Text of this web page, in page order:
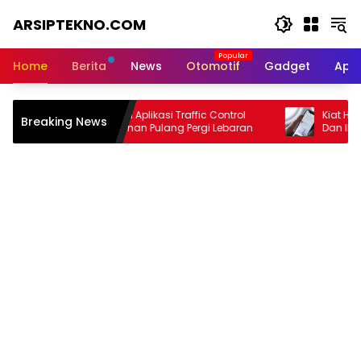
ARSIPTEKNO.COM
Informasi
Home Berita News Otomotif Gadget
Breaking News
Rekomendasi Aplikasi Traffic Control
Untuk Perjalanan Pulang Pergi Lebaran
Kiat Hemat
Dan IPhone